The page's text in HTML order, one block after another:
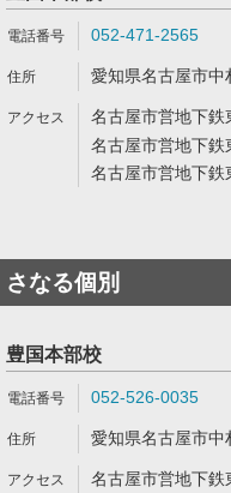
052-471-2565
愛知県名古屋市中
名古屋市営地下
名古屋市営地下
名古屋市営地下
さなる個別
豊国本部校
052-526-0035
愛知県名古屋市中
名古屋市営地下